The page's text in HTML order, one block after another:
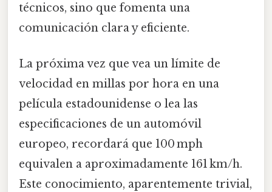
técnicos, sino que fomenta una
comunicación clara y eficiente.
La próxima vez que vea un límite de
velocidad en millas por hora en una
película estadounidense o lea las
especificaciones de un automóvil
europeo, recordará que 100 mph
equivalen a aproximadamente 161 km/h.
Este conocimiento, aparentemente trivial,